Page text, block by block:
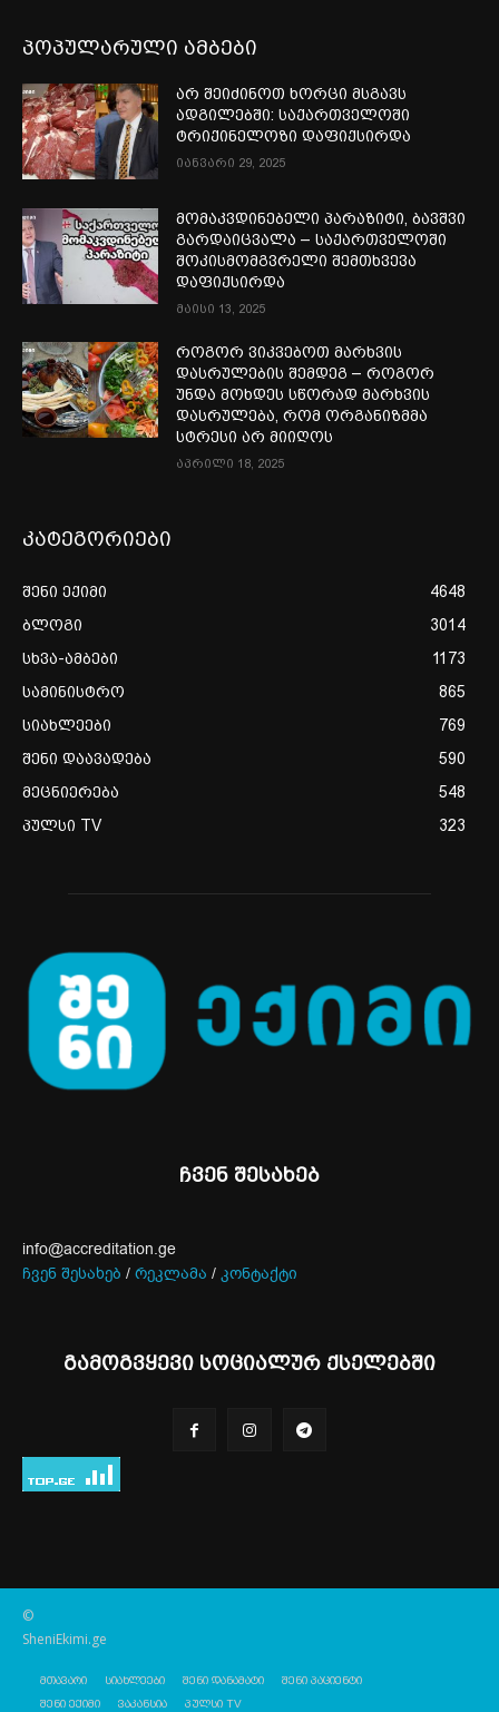
პოპულარული ამბები
არ შეიძინოთ ხორცი მსგავს
ადგილებში: საქართველოში
ტრიქინელოზი დაფიქსირდა
იანვარი 29, 2025
მომაკვდინებელი პარაზიტი, ბავშვი
გარდაიცვალა – საქართველოში
შოკისმომგვრელი შემთხვევა
დაფიქსირდა
მაისი 13, 2025
როგორ ვიკვებოთ მარხვის
დასრულების შემდეგ – როგორ
უნდა მოხდეს სწორად მარხვის
დასრულება, რომ ორგანიზმმა
სტრესი არ მიიღოს
აპრილი 18, 2025
კატეგორიები
შენი ექიმი
4648
ბლოგი
3014
სხვა-ამბები
1173
სამინისტრო
865
სიახლეები
769
შენი დაავადება
590
მეცნიერება
548
პულსი TV
323
ჩვენ შესახებ
info@accreditation.ge
ჩვენ შესახებ / რეკლამა / კონტაქტი
გამოგვყევი სოციალურ ქსელებში
©
SheniEkimi.ge
მთავარი სიახლეები შენი დანამატი
შენი პაციენტი
შენი ექიმი
ვაკანსია პულსი TV